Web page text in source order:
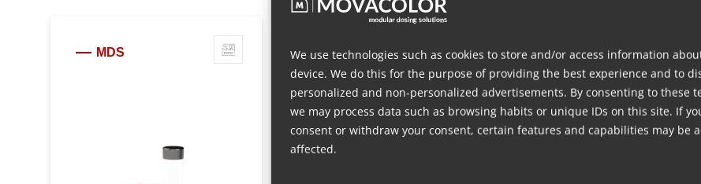
We use technologies such as cookies to store and/or access information
device. We do this for the purpose of providing the best experience and to
personalized and non-personalized advertisements. By consenting to these
we may process data such as browsing habits or unique IDs on this site. If
consent or withdraw your consent, certain features and capabilities may be
affected.
MDS MDS MDS